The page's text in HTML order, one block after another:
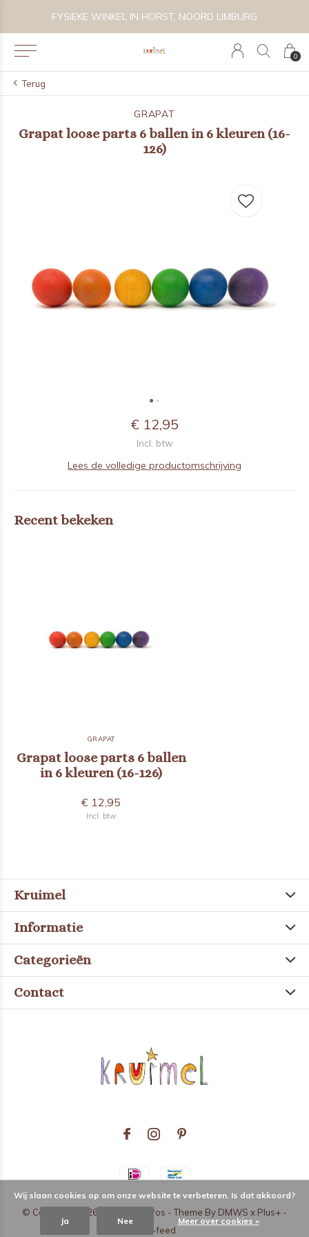
0
FYSIEKE WINKEL IN HORST, NOORD LIMBURG
Terug
GRAPAT
Grapat loose parts 6 ballen in 6 kleuren (16-
126)
€ 12,95
Incl. btw
Lees de volledige productomschrijving
Recent bekeken
GRAPAT
Grapat loose parts 6 ballen
in 6 kleuren (16-126)
€ 12,95
Incl. btw
Kruimel
Informatie
Categorieën
Contact
© Copyright 2026 - Theme RePos - Theme By DMWS x Plus+ -
RSS-feed
Wij slaan cookies op om onze website te verbeteren. Is dat akkoord?
Ja Nee Meer over cookies »